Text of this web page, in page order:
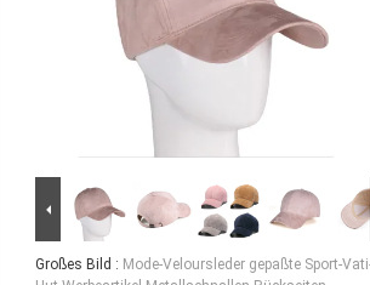
Großes Bild : Mode-Veloursleder gepaßte Sport-